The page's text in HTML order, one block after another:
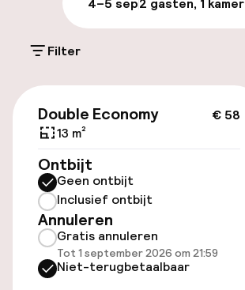
Toegankelijkheid
Lift
Entertainment
Gratis wifi
Zonneterras
Filter
€ 58
Double Economy
13 m²
Ontbijt
Geen ontbijt
Inclusief ontbijt
Annuleren
Gratis annuleren
Tot 1 september 2026 om 21:59
Niet-terugbetaalbaar